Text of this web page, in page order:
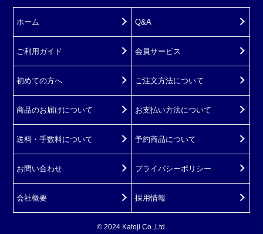
ホーム
ご利用ガイド
初めての方へ
Q&A
会員サービス
ご注文方法について
商品のお届けについて お支払い方法について
送料・手数料について 予約商品について
お問い合わせ プライバシーポリシー
会社概要 採用情報
© 2024 Katoji Co.,Ltd.